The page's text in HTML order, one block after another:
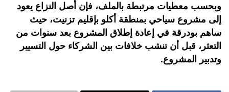
وبحسب معطيات مرتبطة بالملف، فإن أصل النزاع يعود
إلى مشروع سياحي بمنطقة أكلو بإقليم تزنيت، حيث
ساهم بودرقة في إعادة إطلاق المشروع بعد سنوات من
التعثر، قبل أن تنشب خلافات بين الشركاء حول التسيير
وتدبير المشروع.